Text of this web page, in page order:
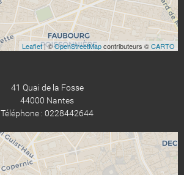
Leaflet| ©OpenStreetMapcontributeurs ©CARTO
41 Quai de la Fosse
44000 Nantes
Téléphone : 0228442644